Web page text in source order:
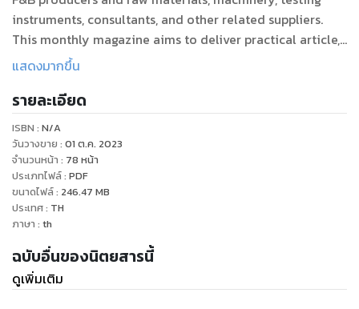
instruments, consultants, and other related suppliers.
This monthly magazine aims to deliver practical article,
timely information, advanced technology and the latest
commercial to expand the profitable business to food &
beverage producers all over Thailand.
แสดงมากขึ้น
รายละเอียด
ISBN : N/A
วันวางขาย : 01 ต.ค. 2023
จำนวนหน้า : 78 หน้า
ประเภทไฟล์: PDF
ขนาดไฟล์: 246.47 MB
ประเทศ: TH
ภาษา : th
ฉบับอื่นของนิตยสารนี้
ดูเพิ่มเติม